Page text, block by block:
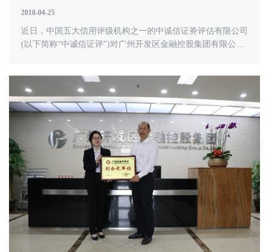
2018-04-25
近日，中国五大信用评级机构之一的中诚信证券评估有限公司
(以下简称“中诚信证评”)对广州开发区金融控股集团有限公司